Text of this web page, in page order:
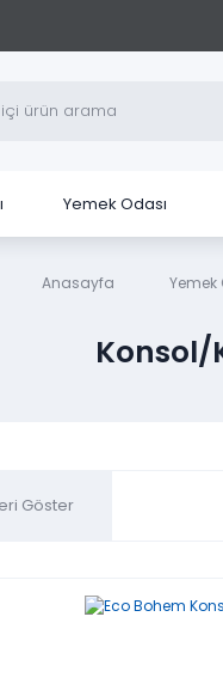
Yemek Odası
Anasayfa Yemek
Konsol/